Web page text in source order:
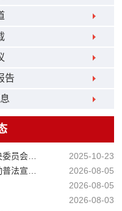
告
2025-10-23
2026-08-05
2026-08-05
2026-08-03